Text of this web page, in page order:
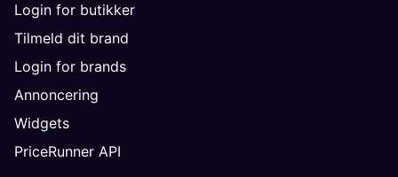
Login for butikker
Tilmeld dit brand
Login for brands
Annoncering
Widgets
PriceRunner API